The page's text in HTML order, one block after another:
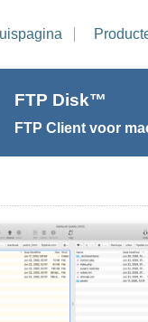
FTP Disk™
FTP Client voor